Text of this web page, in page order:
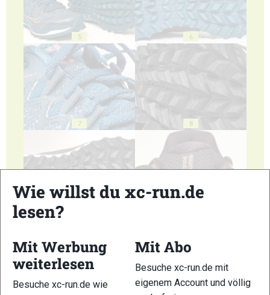
5 6
7 8
Wie willst du xc-run.de
lesen?
Mit Werbung
weiterlesen
Besuche xc-run.de wie
Mit Abo
Besuche xc-run.de mit
eigenem Account und völlig